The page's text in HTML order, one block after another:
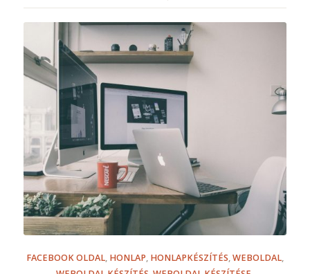
FACEBOOK OLDAL, HONLAP, HONLAPKÉSZÍTÉS,WEBOLDAL,